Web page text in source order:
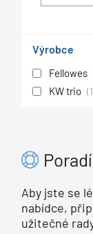
Výrobce
Fellowes
KW trio
Aby jste se
nabídce,
užitečné